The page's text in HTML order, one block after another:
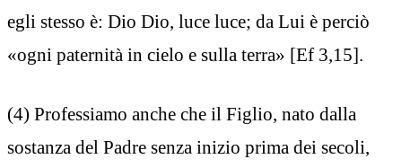
egli stesso è: Dio Dio, luce luce; da Lui è perciò
«ogni paternità in cielo e sulla terra» [Ef 3,15].
(4) Professiamo anche che il Figlio, nato dalla
sostanza del Padre senza inizio prima dei secoli,